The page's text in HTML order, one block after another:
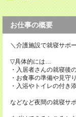
お仕事の概要
＼介護施設で就寝サポ
▽具体的には…
・入居者さんの就寝後
・お食事の準備や見守り
・入浴やトイレの付き
などなど夜間の就寝サ